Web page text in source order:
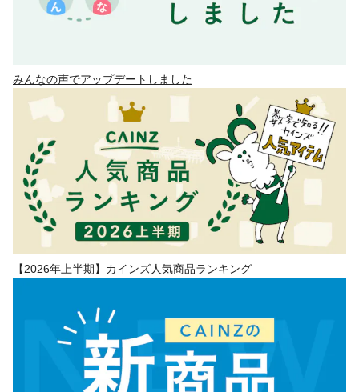
みんなの声でアップデートしました
【2026年上半期】カインズ人気商品ランキング